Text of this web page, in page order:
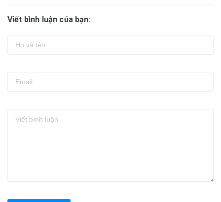
Viết bình luận của bạn: